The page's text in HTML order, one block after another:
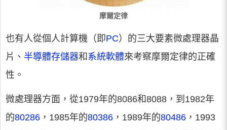
摩爾定律
也有人從個人計算機（即PC）的三大要素微處理器晶
片、 半導體存儲器和 系統軟體來考察摩爾定律的正確
性。
微處理器方面，從1979年的8086和8088，到1982年
的80286 ，1985年的80386 ，1989年的80486 ，1993